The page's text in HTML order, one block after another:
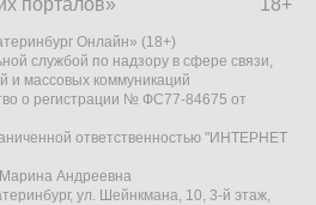
18+
порталов»
Онлайн» (18+)
службой по надзору в сфере связи,
и массовых коммуникаций
о регистрации № ФС77-84675 от
ответственностью "ИНТЕРНЕТ
Андреевна
ул. Шейнкмана, 10, 3-й этаж,